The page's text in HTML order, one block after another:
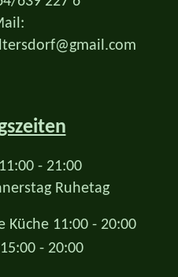
- 21:00
Ruhetag
Küche 11:00 - 20:00
- 20:00